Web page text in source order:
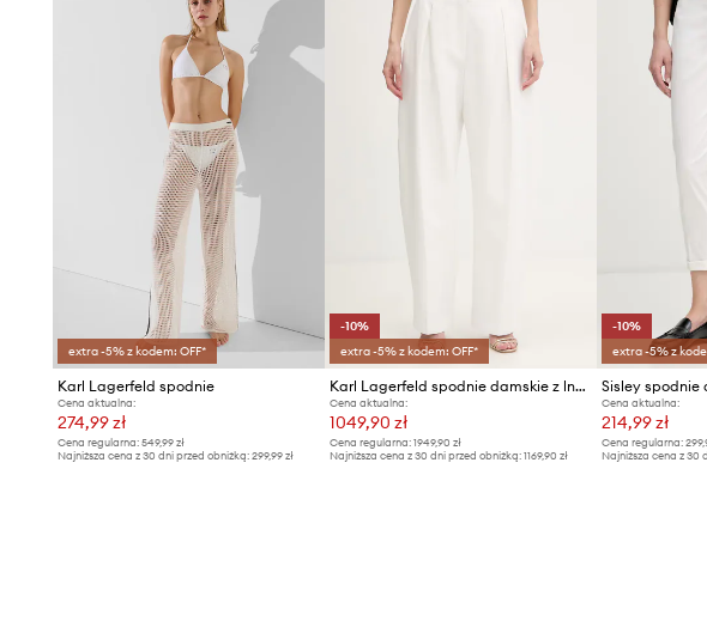
extra -5% z kodem: OFF*
Karl Lagerfeld spodnie
Cena aktualna:
274,99 zł
Cena regularna: 549,99 zł
Najniższa cena z 30 dni przed obniżką: 299,99 zł
-10%
extra -5% z kodem: OFF*
Karl Lagerfeld spodnie damskie z lnem Karl Lagerfeld Studio
Cena aktualna:
1049,90 zł
Cena regularna:1949,90 zł
Najniższa cena z 30 dni przed obniżką:1169,90 zł
-10%
extra -5% z
Cena aktualna:
214,99 zł
Cena regularna:
Najniższa cena z 30